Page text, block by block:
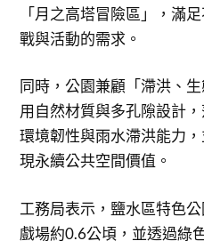
「月之高塔冒險區」，滿
戰與活動的需求。
同時，公園兼顧「滯洪、
用自然材質與多孔隙設計
環境韌性與雨水滯洪能力
現永續公共空間價值。
工務局表示，鹽水區特色
戲場約0.6公頃，並透過綠